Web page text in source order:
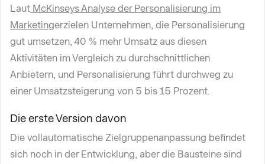
Laut McKinseys Analyse der Personalisierung im
Marketingerzielen Unternehmen, die Personalisierung
gut umsetzen, 40 % mehr Umsatz aus diesen
Aktivitäten im Vergleich zu durchschnittlichen
Anbietern, und Personalisierung führt durchweg zu
einer Umsatzsteigerung von 5 bis 15 Prozent.
Die erste Version davon
Die vollautomatische Zielgruppenanpassung befindet
sich noch in der Entwicklung, aber die Bausteine sind